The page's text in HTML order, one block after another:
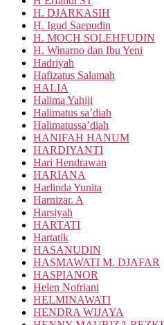
H. DJARKASIH
H. Igud Saepudin
H. MOCH SOLEHFUDIN
H. Winarno dan Ibu Yeni
Hadriyah
Hafizatus Salamah
HALIA
Halima Yahiji
Halimatus sa’diah
Halimatussa’diah
HANIFAH HANUM
HARDIYANTI
Hari Hendrawan
HARIANA
Harlinda Yunita
Harnizar. A
Harsiyah
HARTATI
Hartatik
HASANUDIN
HASMAWATI M. DJAFAR
HASPIANOR
Helen Nofriani
HELMINAWATI
HENDRA WIJAYA